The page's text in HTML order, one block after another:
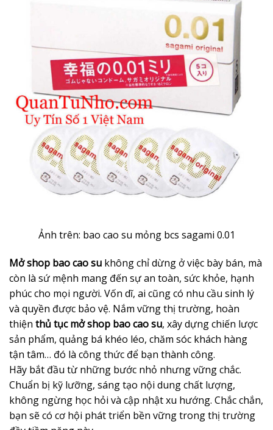
Ảnh trên: bao cao su mỏng bcs sagami 0.01
Mở shop bao cao su không chỉ dừng ở việc bày bán, mà
còn là sứ mệnh mang đến sự an toàn, sức khỏe, hạnh
phúc cho mọi người. Vốn dĩ, ai cũng có nhu cầu sinh lý
và quyền được bảo vệ. Nắm vững thị trường, hoàn
thiện thủ tục mở shop bao cao su, xây dựng chiến lược
sản phẩm, quảng bá khéo léo, chăm sóc khách hàng
tận tâm… đó là công thức để bạn thành công.
Hãy bắt đầu từ những bước nhỏ nhưng vững chắc.
Chuẩn bị kỹ lưỡng, sáng tạo nội dung chất lượng,
không ngừng học hỏi và cập nhật xu hướng. Chắc chắn,
bạn sẽ có cơ hội phát triển bền vững trong thị trường